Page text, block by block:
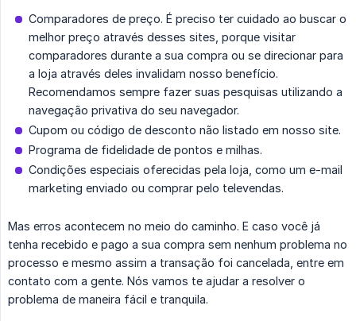
Comparadores de preço. É preciso ter cuidado ao buscar o
melhor preço através desses sites, porque visitar
comparadores durante a sua compra ou se direcionar para
a loja através deles invalidam nosso benefício.
Recomendamos sempre fazer suas pesquisas utilizando a
navegação privativa do seu navegador.
Cupom ou código de desconto não listado em nosso site.
Programa de fidelidade de pontos e milhas.
Condições especiais oferecidas pela loja, como um e-mail
marketing enviado ou comprar pelo televendas.
Mas erros acontecem no meio do caminho. E caso você já
tenha recebido e pago a sua compra sem nenhum problema no
processo e mesmo assim a transação foi cancelada, entre em
contato com a gente. Nós vamos te ajudar a resolver o
problema de maneira fácil e tranquila.